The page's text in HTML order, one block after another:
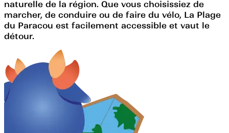
naturelle de la région. Que vous choisissiez de
marcher, de conduire ou de faire du vélo, La Plage
du Paracou est facilement accessible et vaut le
détour.